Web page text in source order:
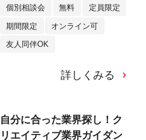
個別相談会 無料 定員限定
期間限定 オンライン可
友人同伴OK
詳しくみる
自分に合った業界探し！ク
リエイティブ業界ガイダン